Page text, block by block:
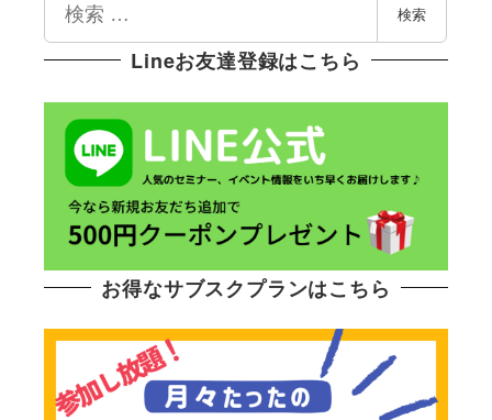
索
検索
Lineお友達登録はこちら
お得なサブスクプランはこちら